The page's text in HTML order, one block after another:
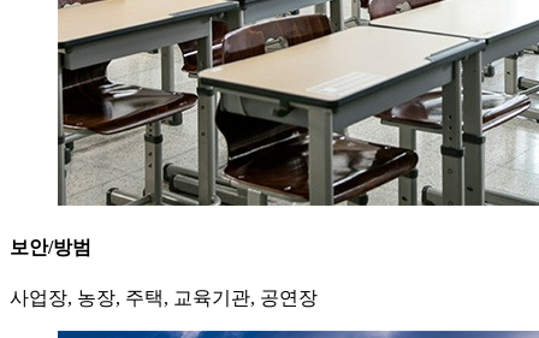
보안/방범
사업장, 농장, 주택, 교육기관, 공연장